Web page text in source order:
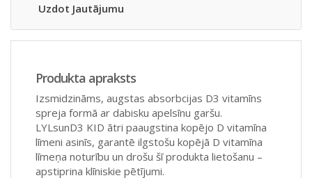
Uzdot Jautājumu
Produkta apraksts
Izsmidzināms, augstas absorbcijas D3 vitamīns
spreja formā ar dabisku apelsīnu garšu.
LYLsunD3 KID ātri paaugstina kopējo D vitamīna
līmeni asinīs, garantē ilgstošu kopējā D vitamīna
līmeņa noturību un drošu šī produkta lietošanu –
apstiprina klīniskie pētījumi.